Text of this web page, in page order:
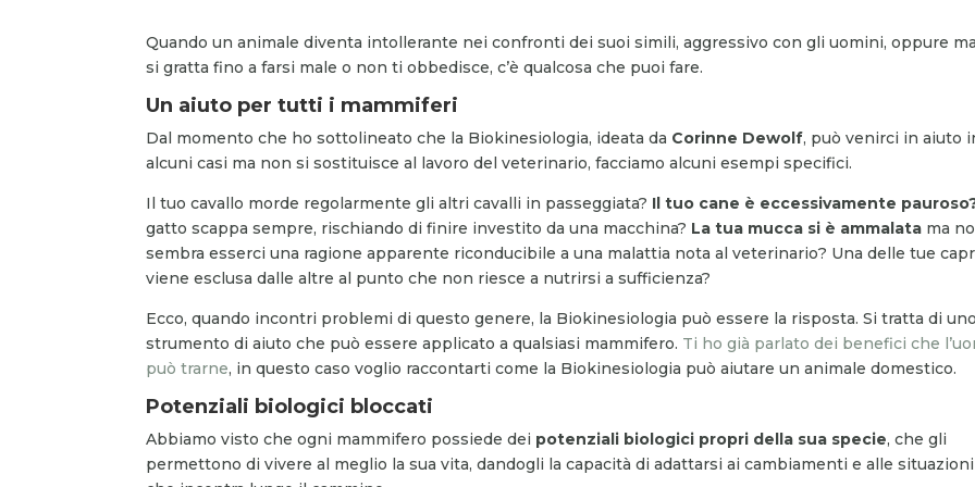
Quando un animale diventa intollerante nei confronti dei suoi simili, aggressivo con gli uomini, oppure
si gratta fino a farsi male o non ti obbedisce, c’è qualcosa che puoi fare.
Un aiuto per tutti i mammiferi
Dal momento che ho sottolineato che la Biokinesiologia, ideata da Corinne Dewolf, può venirci in aiuto
alcuni casi ma non si sostituisce al lavoro del veterinario, facciamo alcuni esempi specifici.
Il tuo cavallo morde regolarmente gli altri cavalli in passeggiata? Il tuo cane è eccessivamente
gatto scappa sempre, rischiando di finire investito da una macchina? La tua mucca si è ammalata ma
sembra esserci una ragione apparente riconducibile a una malattia nota al veterinario? Una delle tue
viene esclusa dalle altre al punto che non riesce a nutrirsi a sufficienza?
Ecco, quando incontri problemi di questo genere, la Biokinesiologia può essere la risposta. Si tratta di uno
strumento di aiuto che può essere applicato a qualsiasi mammifero. Ti ho già parlato dei benefici che
può trarne, in questo caso voglio raccontarti come la Biokinesiologia può aiutare un animale domestico.
Potenziali biologici bloccati
Abbiamo visto che ogni mammifero possiede dei potenziali biologici propri della sua specie, che gli
permettono di vivere al meglio la sua vita, dandogli la capacità di adattarsi ai cambiamenti e alle situazioni